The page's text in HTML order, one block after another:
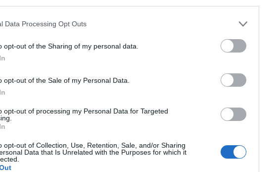
Data Processing Opt Outs
opt-out of the Sharing of my personal data.
opt-out of the Sale of my Personal Data.
opt-out of processing my Personal Data for Targeted
opt-out of Collection, Use, Retention, Sale, and/or Sharing
Data that Is Unrelated with the Purposes for which it
GADGETS
ByΓΙΏΡΓΟΣ ΓΡΊΒΑΣ
GADGETS
υπογραφή της Xiaomi